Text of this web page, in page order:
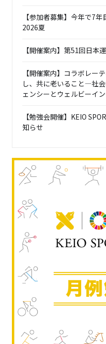
【参加者募集】今年で7
2026夏
【開催案内】第51回日本
【開催案内】コラボレー
し、共に老いること―社
ェンシーとウェルビーイ
【勉強会開催】KEIO
知らせ